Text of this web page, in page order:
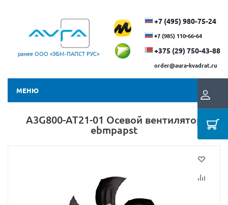
ранее ООО «ЭБМ‑ПАПСТ РУС»
+7 (495) 980-75-24
+7 (985) 110-66-64
+375 (29) ​750-43-88
order@aura-kvadrat.ru
МЕНЮ
A3G800-AT21-01 Осевой вентилятор
ebmpapst